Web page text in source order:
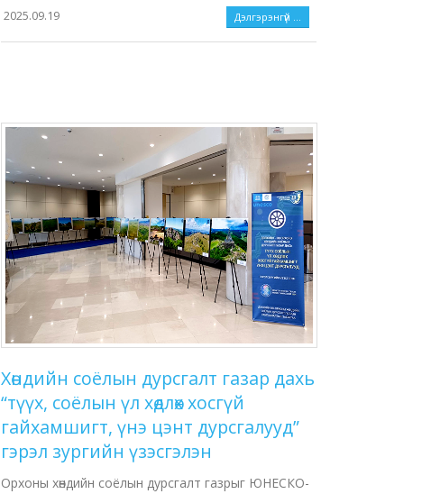
2025.09.19 Дэлгэрэнгүй ...
Хөндийн соёлын дурсгалт газар дахь
“түүх, соёлын үл хөдлөх хосгүй
гайхамшигт, үнэ цэнт дурсгалууд”
гэрэл зургийн үзэсгэлэн
Орхоны хөндийн соёлын дурсгалт газрыг ЮНЕСКО-